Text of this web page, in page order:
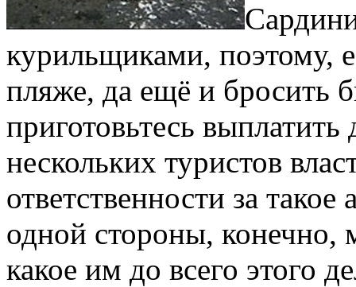
курильщиками, поэтому,
пляже, да ещё и бросить
приготовьтесь
нескольких туристов
ответственности за
одной стороны, конечно,
какое им до всего этого